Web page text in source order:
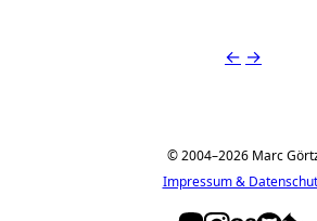
← →
© 2004–2026 Marc
Impressum &